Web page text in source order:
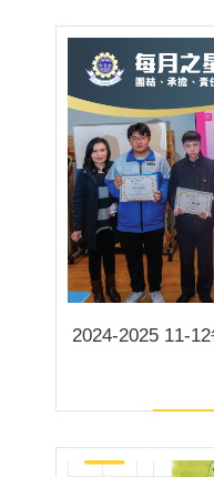
2024-2025 11-